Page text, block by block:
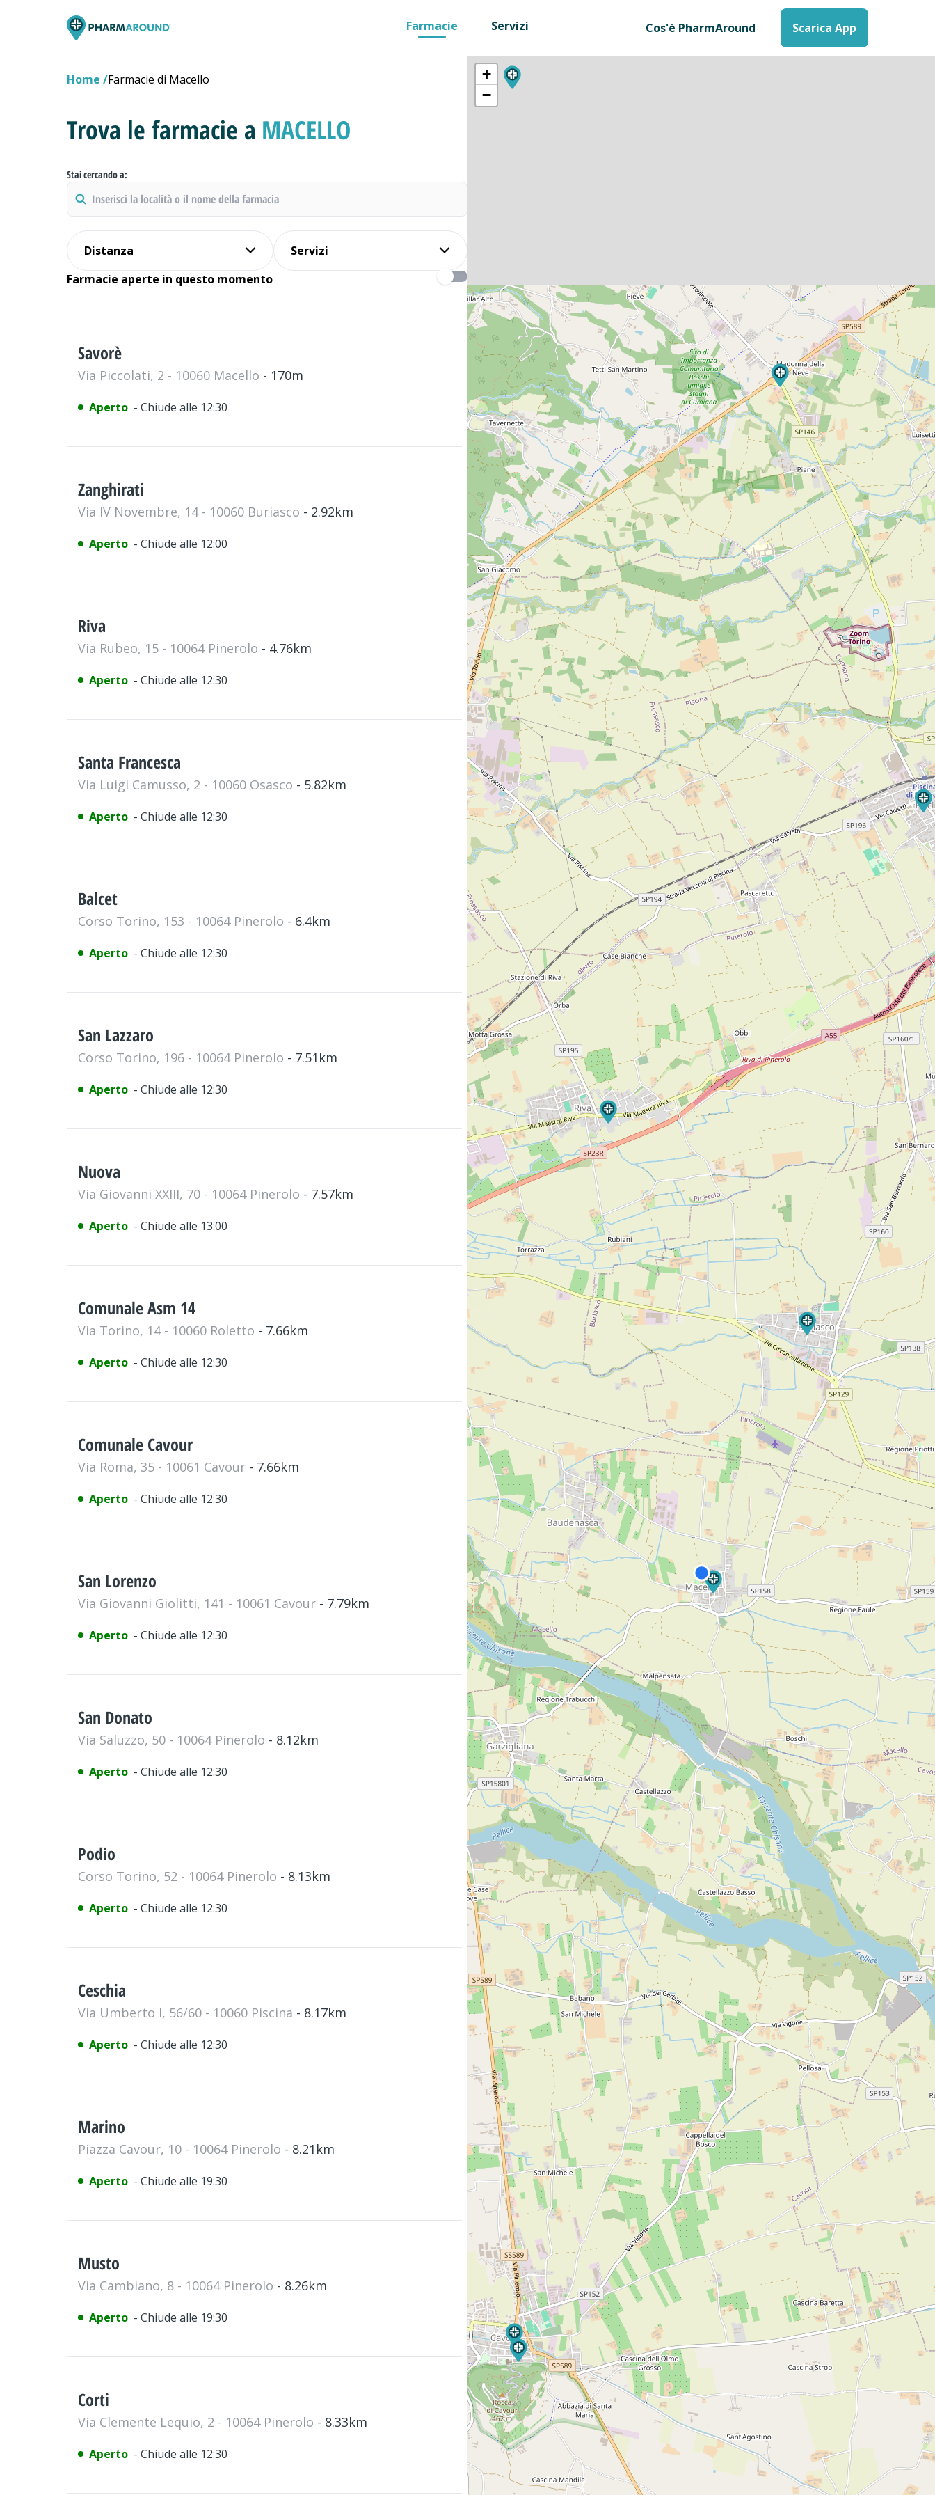
Farmacie Servizi Cos'è PharmAround Scarica App
Home Farmacie di Macello
Trova le farmacie a MACELLO
Stai cercando a:
Distanza
Servizi
Farmacie aperte in questo momento
Savorè
Via Piccolati, 2 - 10060 Macello - 170m
Aperto - Chiude alle 12:30
Zanghirati
Via IV Novembre, 14 - 10060 Buriasco - 2.92km
Aperto - Chiude alle 12:00
Riva
Via Rubeo, 15 - 10064 Pinerolo - 4.76km
Aperto - Chiude alle 12:30
Santa Francesca
Via Luigi Camusso, 2 - 10060 Osasco - 5.82km
Aperto - Chiude alle 12:30
Balcet
Corso Torino, 153 - 10064 Pinerolo - 6.4km
Aperto - Chiude alle 12:30
San Lazzaro
Corso Torino, 196 - 10064 Pinerolo - 7.51km
Aperto - Chiude alle 12:30
Nuova
Via Giovanni XXIII, 70 - 10064 Pinerolo - 7.57km
Aperto - Chiude alle 13:00
Comunale Asm 14
Via Torino, 14 - 10060 Roletto - 7.66km
Aperto - Chiude alle 12:30
Comunale Cavour
Via Roma, 35 - 10061 Cavour - 7.66km
Aperto - Chiude alle 12:30
San Lorenzo
Via Giovanni Giolitti, 141 - 10061 Cavour - 7.79km
Aperto - Chiude alle 12:30
San Donato
Via Saluzzo, 50 - 10064 Pinerolo - 8.12km
Aperto - Chiude alle 12:30
Podio
Corso Torino, 52 - 10064 Pinerolo - 8.13km
Aperto - Chiude alle 12:30
Ceschia
Via Umberto I, 56/60 - 10060 Piscina - 8.17km
Aperto - Chiude alle 12:30
Marino
Piazza Cavour, 10 - 10064 Pinerolo - 8.21km
Aperto - Chiude alle 19:30
Musto
Via Cambiano, 8 - 10064 Pinerolo - 8.26km
Aperto - Chiude alle 19:30
Corti
Via Clemente Lequio, 2 - 10064 Pinerolo - 8.33km
Aperto - Chiude alle 12:30
+
−